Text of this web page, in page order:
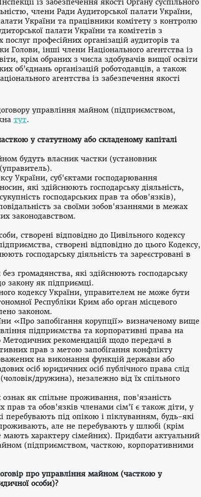
члени Ради Аудиторської палати України,
України та працівники комітету з контролю
палати України та комітетів з
професійних організацій аудиторів та
Голови, інші члени Національного агентства із
крім обраних з числа здобувачів вищої освіти
об’єднань організацій роботодавців, а також
агентства із забезпечення якості
управління майном (підприємством,
тут.
у статутному або складеному капіталі
будуть власник частки (установник
України, суб'єктами господарювання
які здійснюють господарську діяльність,
господарських прав та обов'язків),
за своїми зобов'язаннями в межах
законодавством.
створені відповідно до Цивільного кодексу
створені відповідно до цього Кодексу,
господарську діяльність та зареєстровані в
громадянства, які здійснюють господарську
закону як підприємці.
кодексу України, управителем не може бути
Республіки Крим або орган місцевого
законом.
«Про запобігання корупції» визначеному вище
підприємства та корпоративні права на
Методичних рекомендацій щодо передачі в
прав з метою запобігання конфлікту
на виконання функцій держави або
осіб юридичних осіб публічного права слід
дружина), незалежно від їх спільного
як спільне проживання, пов'язаність
прав та обов'язків членами сім'ї є також діти, у
перебувають під опікою і піклуванням, будь-які
але не перебувають у шлюбі (крім
мають характеру сімейних). Придбати актуальний
(підприємством, часткою, корпоративними
про управління майном (часткою у
особи)?